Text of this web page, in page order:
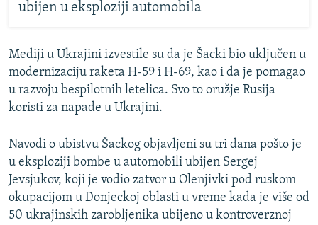
ubijen u eksploziji automobila
Mediji u Ukrajini izvestile su da je Šacki bio uključen u
modernizaciju raketa H-59 i H-69, kao i da je pomagao
u razvoju bespilotnih letelica. Svo to oružje Rusija
koristi za napade u Ukrajini.
Navodi o ubistvu Šackog objavljeni su tri dana pošto je
u eksploziji bombe u automobili ubijen Sergej
Jevsjukov, koji je vodio zatvor u Olenjivki pod ruskom
okupacijom u Donjeckoj oblasti u vreme kada je više od
50 ukrajinskih zarobljenika ubijeno u kontroverznoj